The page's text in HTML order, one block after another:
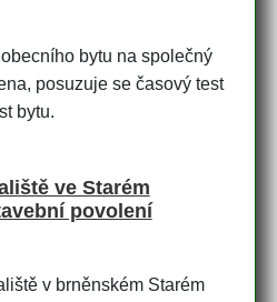
bytu na společný
posuzuje se časový test
bytu.
ve Starém
povolení
v brněnském Starém